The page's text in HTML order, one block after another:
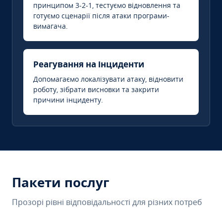
принципом 3-2-1, тестуємо відновлення та
готуємо сценарії після атаки програми-
вимагача.
Реагування на інциденти
Допомагаємо локалізувати атаку, відновити
роботу, зібрати висновки та закрити
причини інциденту.
Пакети послуг
Прозорі рівні відповідальності для різних потреб